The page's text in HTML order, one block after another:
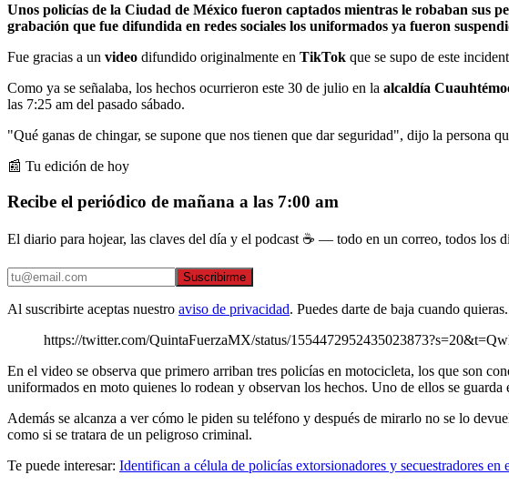
Unos policías de la Ciudad de México fueron captados mientras le robaban sus
grabación que fue difundida en redes sociales los uniformados ya fueron
Fue gracias a un video difundido originalmente en TikTok que se supo de este
Como ya se señalaba, los hechos ocurrieron este 30 de julio en la alcaldía
las 7:25 am del pasado sábado.
"Qué ganas de chingar, se supone que nos tienen que dar seguridad", dijo la persona
📰 Tu edición de hoy
Recibe el periódico de mañana a las 7:00 am
El diario para hojear, las claves del día y el podcast ☕ — todo en un correo, todos los
Suscribirme
Al suscribirte aceptas nuestro aviso de privacidad. Puedes darte de baja cuando quieras.
https://twitter.com/QuintaFuerzaMX/status/
En el video se observa que primero arriban tres policías en motocicleta, los que son
uniformados en moto quienes lo rodean y observan los hechos. Uno de ellos se
Además se alcanza a ver cómo le piden su teléfono y después de mirarlo no se lo
como si se tratara de un peligroso criminal.
Te puede interesar: Identifican a célula de policías extorsionadores y secuestradores en